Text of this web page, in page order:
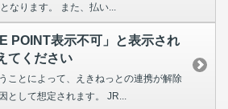
なります。 また、払い...
POINT表示不可」と表示され
てください
ことによって、えきねっとの連携が解除
として想定されます。 JR...